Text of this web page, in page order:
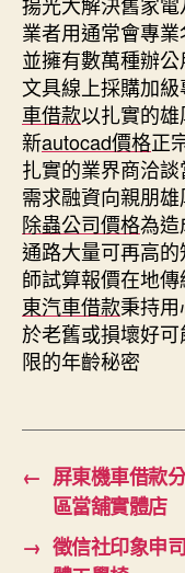
業者用通常會專
並擁有數萬種辦
文具線上採購加
車借款以扎實的
新autocad價格正
扎實的業界商洽
需求融資向親朋
除蟲公司價格為造
通路大量可再高的
師試算報價在地
東汽車借款秉持
於老舊或損壞好可
限的年齡秘密
← 屏東機車借款
區當舖實體店
→ 徵信社印象申